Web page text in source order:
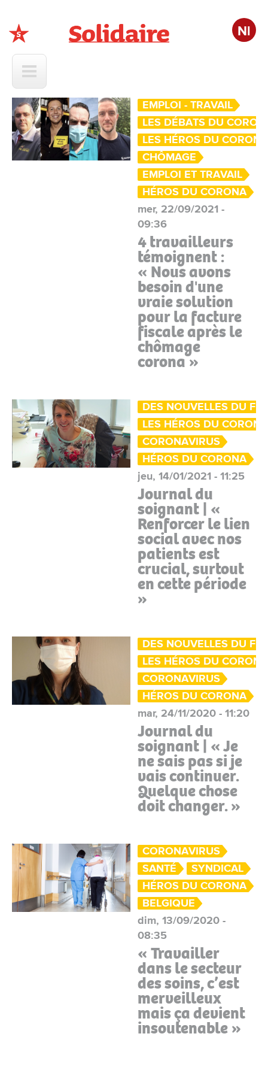
Nl
EMPLOI - TRAVAIL
LES DÉBATS DU
LES HÉROS DU CORONA
CHÔMAGE
EMPLOI ET TRAVAIL
HÉROS DU CORONA
mer, 22/09/2021 -
09:36
4 travailleurs
témoignent :
« Nous avons
besoin d'une
vraie solution
pour la facture
fiscale après le
chômage
corona »
DES NOUVELLES DU
LES HÉROS DU CORONA
CORONAVIRUS
HÉROS DU CORONA
jeu, 14/01/2021 - 11:25
Journal du
soignant | «
Renforcer le lien
social avec nos
patients est
crucial, surtout
en cette période
»
DES NOUVELLES DU
LES HÉROS DU CORONA
CORONAVIRUS
HÉROS DU CORONA
mar, 24/11/2020 - 11:20
Journal du
soignant | « Je
ne sais pas si je
vais continuer.
Quelque chose
doit changer. »
CORONAVIRUS
SANTÉ
SYNDICAL
HÉROS DU CORONA
BELGIQUE
dim, 13/09/2020 -
08:35
« Travailler
dans le secteur
des soins, c’est
merveilleux
mais ça devient
insoutenable »